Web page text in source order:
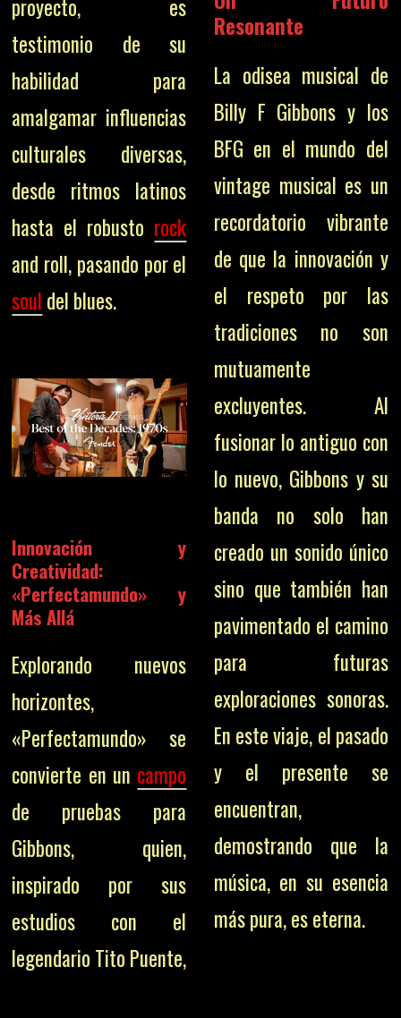
proyecto, es
testimonio de su
habilidad para
amalgamar influencias
culturales diversas,
desde ritmos latinos
hasta el robusto rock
and roll, pasando por el
soul del blues.
Innovación y
Creatividad:
«Perfectamundo» y
Más Allá
Explorando nuevos
horizontes,
«Perfectamundo» se
convierte en un campo
de pruebas para
Gibbons, quien,
inspirado por sus
estudios con el
legendario Tito Puente,
Resonante
La odisea musical de
Billy F Gibbons y los
BFG en el mundo del
vintage musical es un
recordatorio vibrante
de que la innovación y
el respeto por las
tradiciones no son
mutuamente
excluyentes. Al
fusionar lo antiguo con
lo nuevo, Gibbons y su
banda no solo han
creado un sonido único
sino que también han
pavimentado el camino
para futuras
exploraciones sonoras.
En este viaje, el pasado
y el presente se
encuentran,
demostrando que la
música, en su esencia
más pura, es eterna.